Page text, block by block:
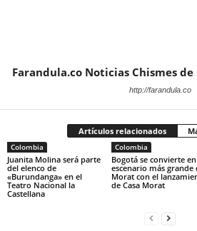
Farandula.co Noticias Chismes
http://farandula.co
Artículos relacionados
Colombia
Juanita Molina será parte
del elenco de
«Burundanga» en el
Teatro Nacional la
Castellana
Colombia
Bogotá se convierte
escenario más grande
Morat con el
de Casa Morat